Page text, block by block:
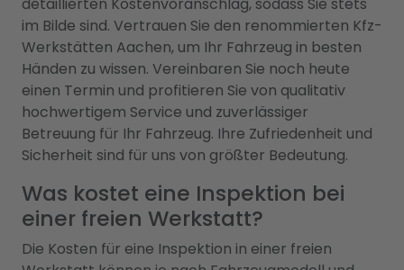
im Bilde sind. Vertrauen Sie den renommierten Kfz-
Werkstätten Aachen, um Ihr Fahrzeug in besten
Händen zu wissen. Vereinbaren Sie noch heute
einen Termin und profitieren Sie von qualitativ
hochwertigem Service und zuverlässiger
Betreuung für Ihr Fahrzeug. Ihre Zufriedenheit und
Sicherheit sind für uns von größter Bedeutung.
Was kostet eine Inspektion bei
einer freien Werkstatt?
Die Kosten für eine Inspektion in einer freien